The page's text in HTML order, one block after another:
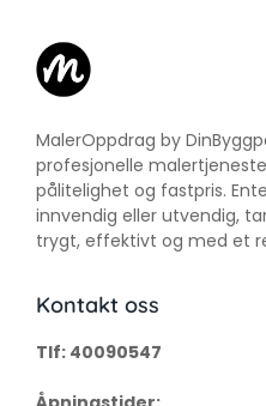
MalerOppdrag by
profesjonelle
pålitelighet og fastpris.
innvendig eller utvendig,
trygt, effektivt og med et
Kontakt oss
Tlf: 40090547